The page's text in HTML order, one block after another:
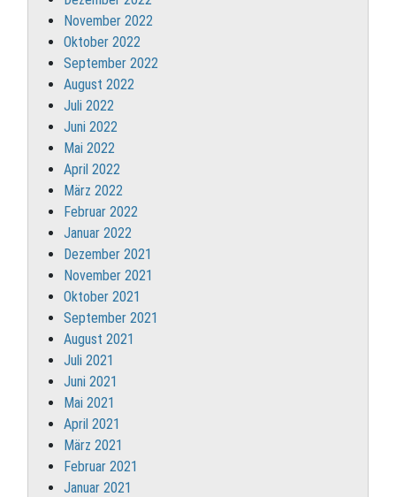
November 2022
Oktober 2022
September 2022
August 2022
Juli 2022
Juni 2022
Mai 2022
April 2022
März 2022
Februar 2022
Januar 2022
Dezember 2021
November 2021
Oktober 2021
September 2021
August 2021
Juli 2021
Juni 2021
Mai 2021
April 2021
März 2021
Februar 2021
Januar 2021